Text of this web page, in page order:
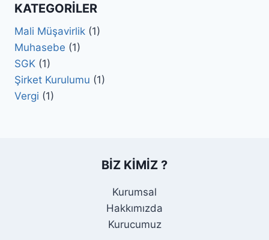
TABLOSU
KATEGORILER
Mali Müşavirlik (1)
Muhasebe (1)
SGK (1)
Şirket Kurulumu (1)
Vergi (1)
BIZ KIMIZ ?
Kurumsal
Hakkımızda
Kurucumuz